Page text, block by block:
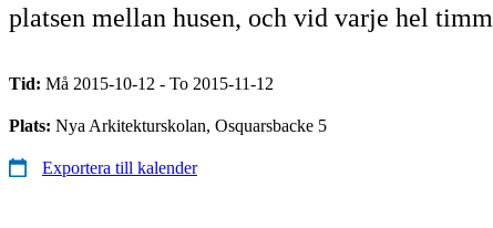
platsen mellan husen, och vid varje hel
Tid: Må 2015-10-12 - To 2015-11-12
Plats: Nya Arkitekturskolan, Osquarsbacke 5
Exportera till kalender